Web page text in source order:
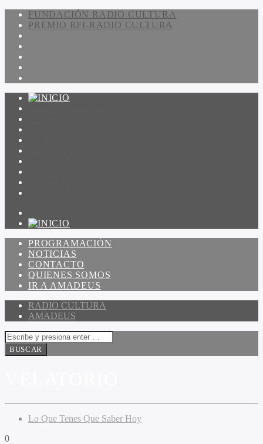
FUNDACIÓN RADIO CULTURA
PREMIO RFI-RADIO CULTURA
PROGRAMACIÓN
NOTICIAS
CONTACTO
QUIENES SOMOS
IR A AMADEUS
RADIO CULTURA
AMADEUS
Lo Que Tenes Que Saber Hoy
0